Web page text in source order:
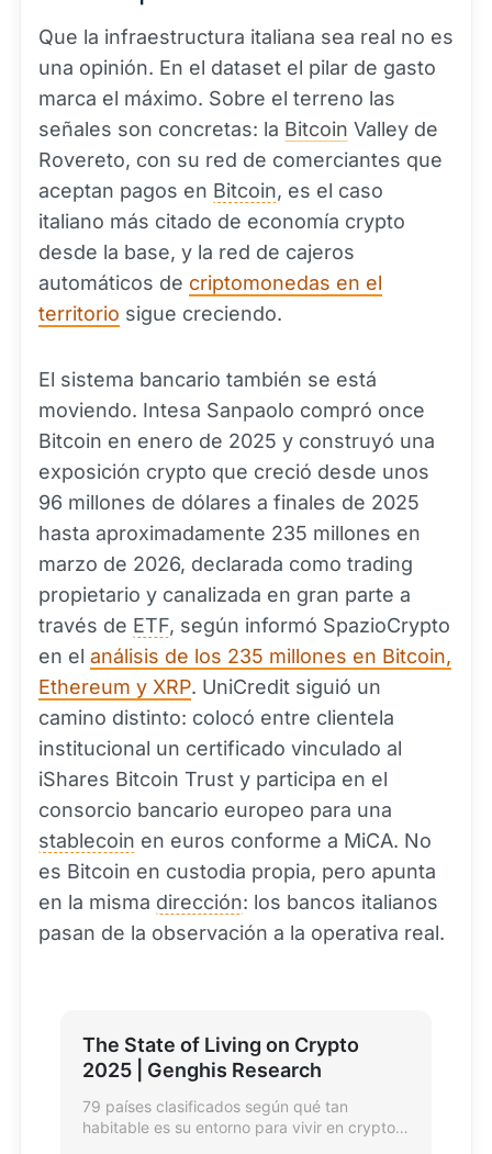
Que la infraestructura italiana sea real no es
una opinión. En el dataset el pilar de gasto
marca el máximo. Sobre el terreno las
señales son concretas: la Bitcoin Valley de
Rovereto, con su red de comerciantes que
aceptan pagos en Bitcoin, es el caso
italiano más citado de economía crypto
desde la base, y la red de cajeros
automáticos de criptomonedas en el
territorio sigue creciendo.
El sistema bancario también se está
moviendo. Intesa Sanpaolo compró once
Bitcoin en enero de 2025 y construyó una
exposición crypto que creció desde unos
96 millones de dólares a finales de 2025
hasta aproximadamente 235 millones en
marzo de 2026, declarada como trading
propietario y canalizada en gran parte a
través de ETF, según informó SpazioCrypto
en el análisis de los 235 millones en Bitcoin,
Ethereum y XRP. UniCredit siguió un
camino distinto: colocó entre clientela
institucional un certificado vinculado al
iShares Bitcoin Trust y participa en el
consorcio bancario europeo para una
stablecoin en euros conforme a MiCA. No
es Bitcoin en custodia propia, pero apunta
en la misma dirección: los bancos italianos
pasan de la observación a la operativa real.
The State of Living on Crypto
2025 | Genghis Research
79 países clasificados según qué tan
habitable es su entorno para vivir en crypto: